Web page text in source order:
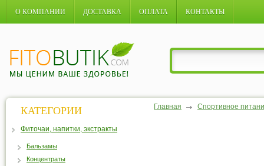
О КОМПАНИИ ДОСТАВКА ОПЛАТА КОНТАКТЫ
Главная Спортивное
КАТЕГОРИИ
Фиточаи, напитки, экстракты
Бальзамы
Концентраты